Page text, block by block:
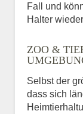
Fall und
Halter
ZOO &
Selbst der
dass sich